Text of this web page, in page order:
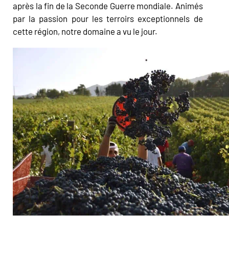
après la fin de la Seconde Guerre mondiale. Animés
par la passion pour les terroirs exceptionnels de
cette région, notre domaine a vu le jour.
Nous sommes fiers de vous inviter à nous rejoindre
dans cette aventure, à vous laisser séduire par la
palette de saveurs uniques que nous avons créées
avec passion et dévouement.